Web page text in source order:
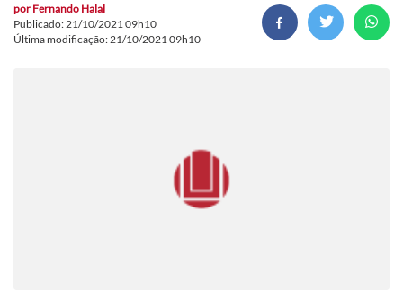
por Fernando Halal
Publicado: 21/10/2021 09h10
Última modificação: 21/10/2021 09h10